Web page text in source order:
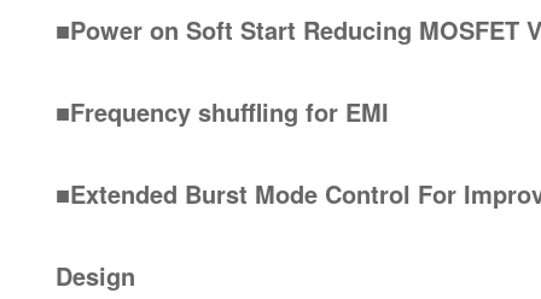
■Power on Soft Start Reducing MOSFET
■Frequency shuffling for EMI
■Extended Burst Mode Control For
Design